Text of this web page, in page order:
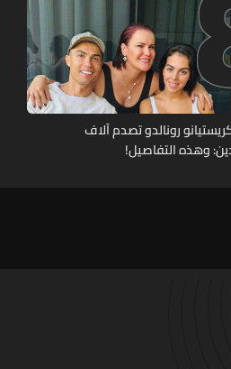
رونالدو تصدم آلاف
وهذه التفاصيل!